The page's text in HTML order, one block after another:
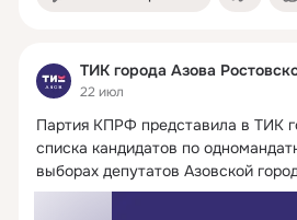
ТИК города Азова
22 июл
Партия КПРФ представила в ТИК
списка кандидатов по
выборах депутатов Азовской